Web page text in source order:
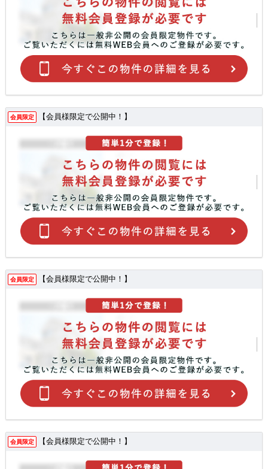
会員限定 【会員様限定で公開中！】
会員限定 【会員様限定で公開中！】
会員限定 【会員様限定で公開中！】